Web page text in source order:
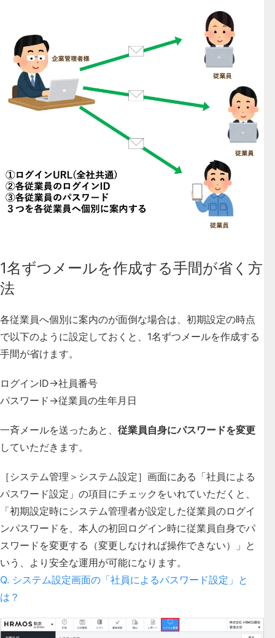
1名ずつメールを作成する⼿間が省く方
法
各従業員へ個別に案内のが面倒な場合は、初期設定の時点
で以下のように設定しておくと、1名ずつメールを作成する
⼿間が省けます。
ログインID→社員番号
パスワード→従業員の⽣年⽉⽇
一斉メールを送ったあと、 従業員自身にパスワードを変更
していただきます。
［システム管理＞システム設定］画面にある「社員による
パスワード設定」の項目にチェックをいれていただくと、
「初期設定時にシステム管理者が設定した従業員のログイ
ンパスワードを、 本人の初回ログイン時に従業員自身でパ
スワードを変更する（変更しなければ操作できない）
」と
いう、より安全な運用が可能になります。
Q. システム設定画面の「社員によるパスワード設定」と
は？